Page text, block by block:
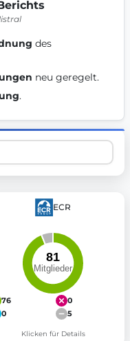
digital democracy
technology, design,
des
neu geregelt.
.
ECR
76
0
0
5
Klicken für Details